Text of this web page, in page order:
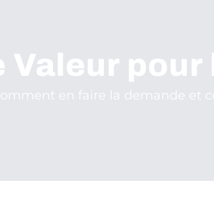
pour
en faire la demande et